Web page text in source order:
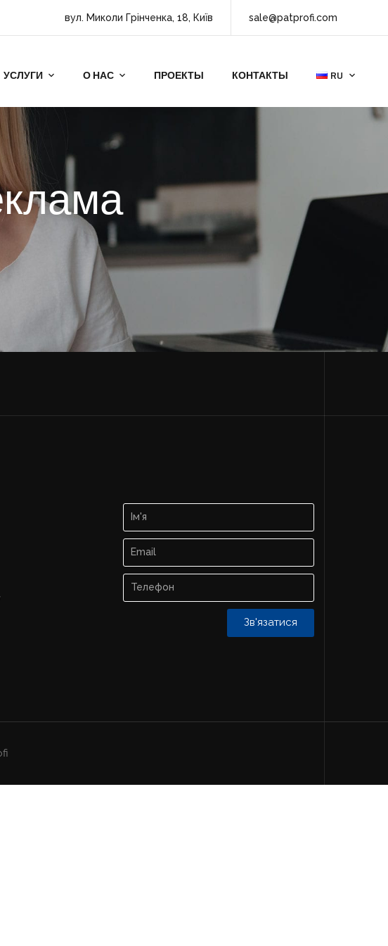
вул. Миколи Грінченка, 18, Київ sale@patprofi.com
УСЛУГИ О НАС ПРОЕКТЫ КОНТАКТЫ RU
Зв'язатися